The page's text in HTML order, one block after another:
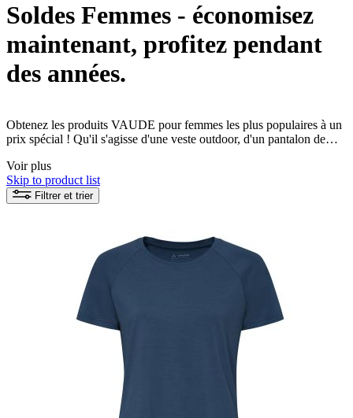
Soldes Femmes - économisez
maintenant, profitez pendant
des années.
Obtenez les produits VAUDE pour femmes les plus populaires à un
prix spécial ! Qu'il s'agisse d'une veste outdoor, d'un pantalon de
VAUDE sont fabriqués de manière écologique et équitable.
Maintenant, votre expérience durable de la nature peut commencer !
Voir plus
Skip to product list
Filtrer et trier